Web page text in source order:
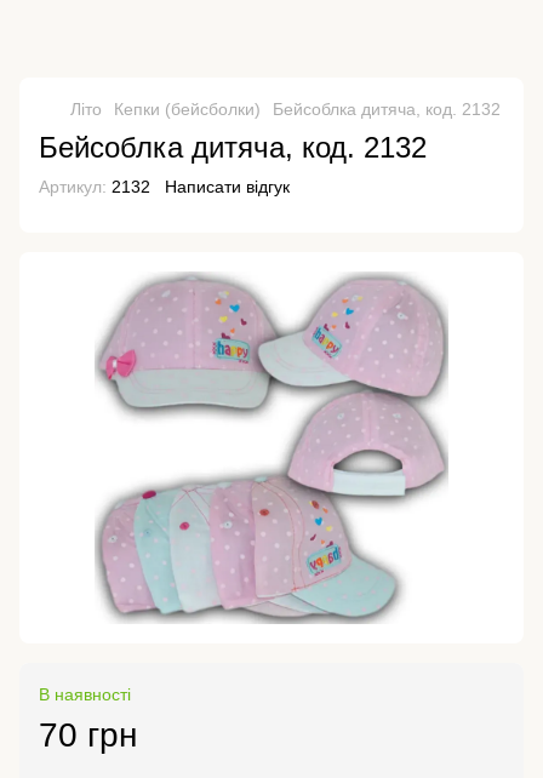
Літо Кепки (бейсболки) Бейсоблка дитяча, код. 2132
Бейсоблка дитяча, код. 2132
Артикул: 2132 Написати відгук
В наявності
70 грн